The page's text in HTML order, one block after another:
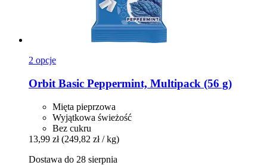
2 opcje
Orbit Basic Peppermint, Multipack (56 g)
Mięta pieprzowa
Wyjątkowa świeżość
Bez cukru
13,99 zł (249,82 zł / kg)
Dostawa do 28 sierpnia